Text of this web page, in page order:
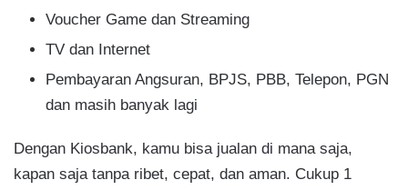
Voucher Game dan Streaming
TV dan Internet
Pembayaran Angsuran, BPJS, PBB, Telepon, PGN
dan masih banyak lagi
Dengan Kiosbank, kamu bisa jualan di mana saja,
kapan saja tanpa ribet, cepat, dan aman. Cukup 1